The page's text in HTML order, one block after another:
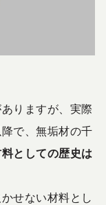
りますが、実際
で、無垢材の千
としての歴史は
せない材料とし